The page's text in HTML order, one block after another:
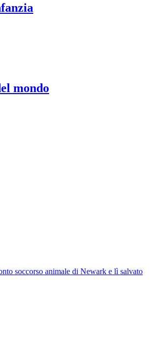
mondo
soccorso animale di Newark e lì salvato